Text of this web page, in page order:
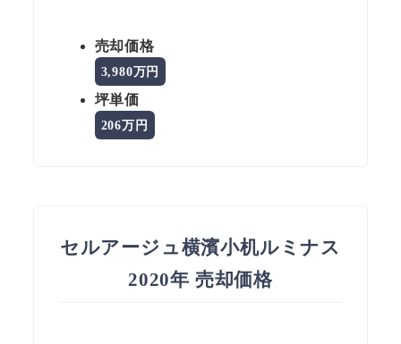
売却価格
3,980万円
坪単価
206万円
セルアージュ横濱小机ルミナス
2020年 売却価格